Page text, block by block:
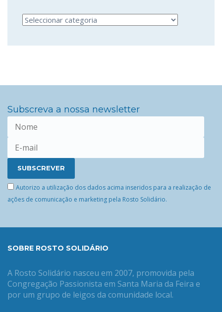
Categorias
Subscreva a nossa newsletter
Autorizo a utilização dos dados acima inseridos para a realização de
ações de comunicação e marketing pela Rosto Solidário.
SOBRE ROSTO SOLIDÁRIO
A Rosto Solidário nasceu em 2007, promovida pela
Congregação Passionista em Santa Maria da Feira e
por um grupo de leigos da comunidade local.